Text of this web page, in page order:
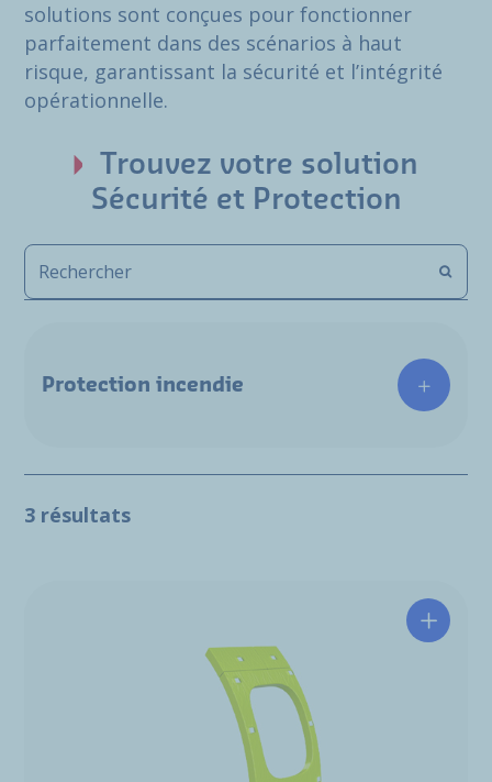
solutions sont conçues pour fonctionner
parfaitement dans des scénarios à haut
risque, garantissant la sécurité et l’intégrité
opérationnelle.
Trouvez votre solution
Sécurité et Protection
Protection incendie
3 résultats